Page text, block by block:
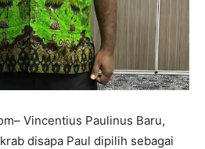
Vincentius Paulinus Baru,
disapa Paul dipilih sebagai